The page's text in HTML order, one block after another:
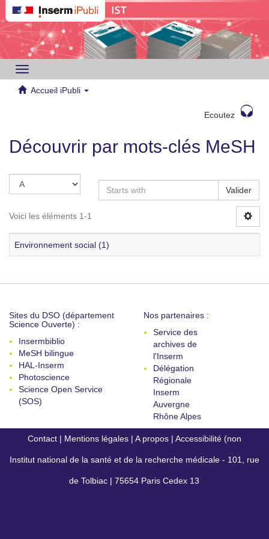
Toggle
navigation
Accueil iPubli
Ecoutez
Découvrir par mots-clés MeSH
Valider
Voici les éléments 1-1
Environnement social (1)
Sites du DSO (département
Science Ouverte) :
Insermbiblio
MeSH bilingue
HAL-Inserm
Photoscience
Science Open Service
(SOS)
Nos partenaires :
Service des
archives de
l'Inserm
Délégation
Régionale
Inserm
Auvergne
Rhône Alpes
Contact | Mentions légales | A propos | Accessibilité (non
conforme)
Institut national de la santé et de la recherche médicale - 101, rue
de Tolbiac | 75654 Paris Cedex 13